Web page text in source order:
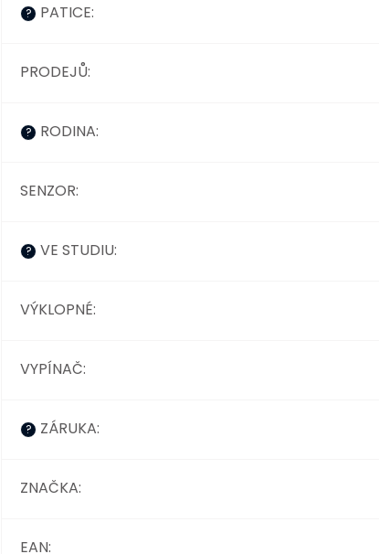
? PATICE:
PRODEJŮ:
? RODINA:
SENZOR:
? VE STUDIU:
VÝKLOPNÉ:
VYPÍNAČ:
? ZÁRUKA:
ZNAČKA:
EAN: